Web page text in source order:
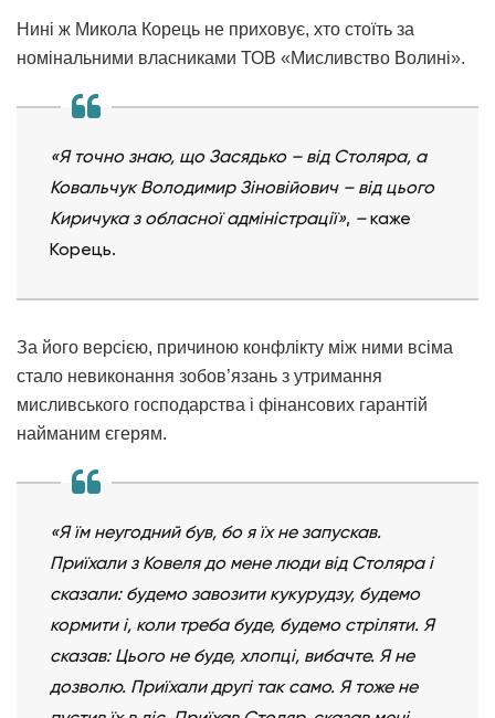
Нині ж Микола Корець не приховує, хто стоїть за
номінальними власниками ТОВ «Мисливство Волині».
«Я точно знаю, що Засядько – від Столяра, а
Ковальчук Володимир Зіновійович – від цього
Киричука з обласної адміністрації», –каже
Корець.
За його версією, причиною конфлікту між ними всіма
стало невиконання зобов’язань з утримання
мисливського господарства і фінансових гарантій
найманим єгерям.
«Я їм неугодний був, бо я їх не запускав.
Приїхали з Ковеля до мене люди від Столяра і
сказали: будемо завозити кукурудзу, будемо
кормити і, коли треба буде, будемо стріляти. Я
сказав: Цього не буде, хлопці, вибачте. Я не
дозволю. Приїхали другі так само. Я тоже не